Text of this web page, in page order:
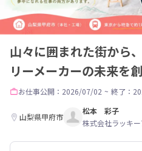
山々に囲まれた街から
リーメーカーの未来を
お仕事公開：2026/07/02 ~ 終了：
山梨県甲府市
松本 彩子
株式会社ラッキ